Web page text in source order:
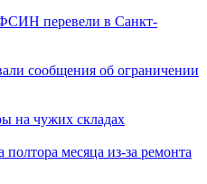
перевели в Санкт-
сообщения об ограничении
на чужих складах
месяца из-за ремонта